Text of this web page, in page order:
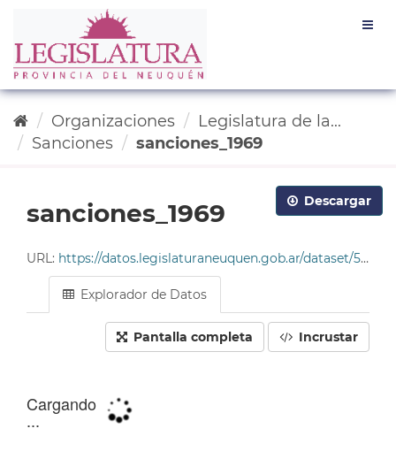
contenido
Organizaciones
Legislatura de la...
Sanciones
sanciones_1969
Descargar
sanciones_1969
URL: https://datos.legislaturaneuquen.gob.ar/dataset/585c96da-4678-49cf-9ddc-e2c93214563b/resource/5ebc78ee-9014-4efe-a70f-92bb328fb186/download/tabla_sanciones_1969.csv
Explorador de Datos
Pantalla completa Incrustar